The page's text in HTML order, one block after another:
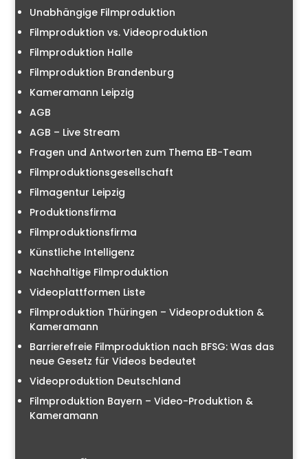
Unabhängige Filmproduktion
Filmproduktion vs. Videoproduktion
Filmproduktion Halle
Filmproduktion Brandenburg
Kameramann Leipzig
AGB
AGB – Live Stream
Fragen und Antworten zum Thema EB-Team
Filmproduktionsgesellschaft
Filmagentur Leipzig
Produktionsfirma
Filmproduktionsfirma
Künstliche Intelligenz
Nachhaltige Filmproduktion
Videoplattformen Liste
Filmproduktion Thüringen – Videoproduktion &
Kameramann
Barrierefreie Filmproduktion nach BFSG: Was das
neue Gesetz für Videos bedeutet
Videoproduktion Deutschland
Filmproduktion Bayern – Video-Produktion &
Kameramann